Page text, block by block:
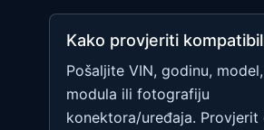
Kako provjeriti
Pošaljite VIN, godinu,
modula ili fotografiju
konektora/uređaja. Provjerit